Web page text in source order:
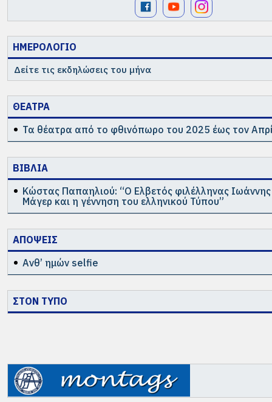
ΗΜΕΡΟΛΟΓΙΟ
Δείτε τις εκδηλώσεις του μήνα
ΘΕΑΤΡΑ
Τα θέατρα από το φθινόπωρο του 2025 έως τον
ΒΙΒΛΙΑ
Κώστας Παπαηλιού: “Ο Ελβετός φιλέλληνας
Μάγερ και η γέννηση του ελληνικού Τύπου”
ΑΠΟΨΕΙΣ
Ανθ’ ημών selfie
ΣΤΟΝ ΤΥΠΟ